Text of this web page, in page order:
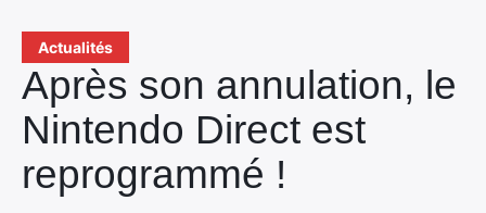
Actualités
Après son annulation, le
Nintendo Direct est
reprogrammé !